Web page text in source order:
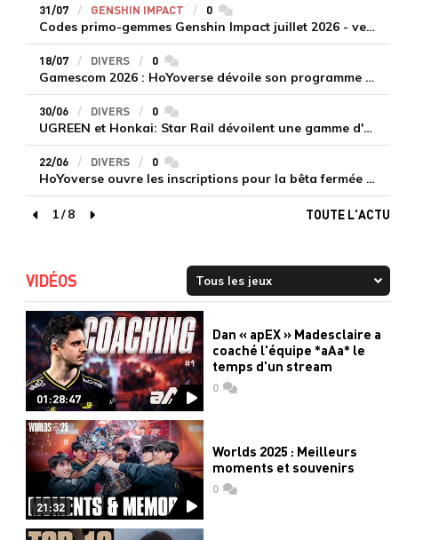
31/07 GENSHIN IMPACT 0commentaires
Codes primo-gemmes Genshin Impact juillet 2026 - version 7.0
18/07 DIVERS 0commentaires
Gamescom 2026 : HoYoverse dévoile son programme et présente deux nouveaux jeux inédits
30/06 DIVERS 0commentaires
UGREEN et Honkai: Star Rail dévoilent une gamme d'accessoires de recharge en édition limitée
22/06 DIVERS 0commentaires
HoYoverse ouvre les inscriptions pour la bêta fermée de Honkai : Nexus Anima
page précédente
1/8
page suivante
TOUTE L'ACTU
VIDÉOS
01:28:47
Dan « apEX » Madesclaire a
coaché l'équipe *aAa* le
temps d'un stream
0commentaires
21:32
Worlds 2025 : Meilleurs
moments et souvenirs
0commentaires